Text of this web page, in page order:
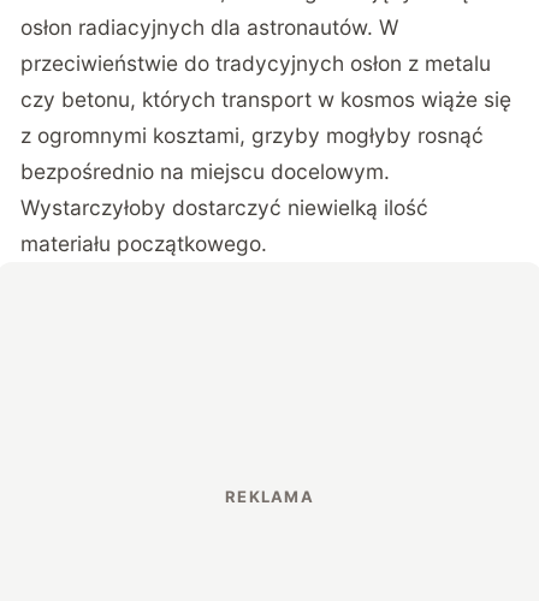
osłon radiacyjnych dla astronautów. W
przeciwieństwie do tradycyjnych osłon z metalu
czy betonu, których transport w kosmos wiąże się
z ogromnymi kosztami, grzyby mogłyby rosnąć
bezpośrednio na miejscu docelowym.
Wystarczyłoby dostarczyć niewielką ilość
materiału początkowego.